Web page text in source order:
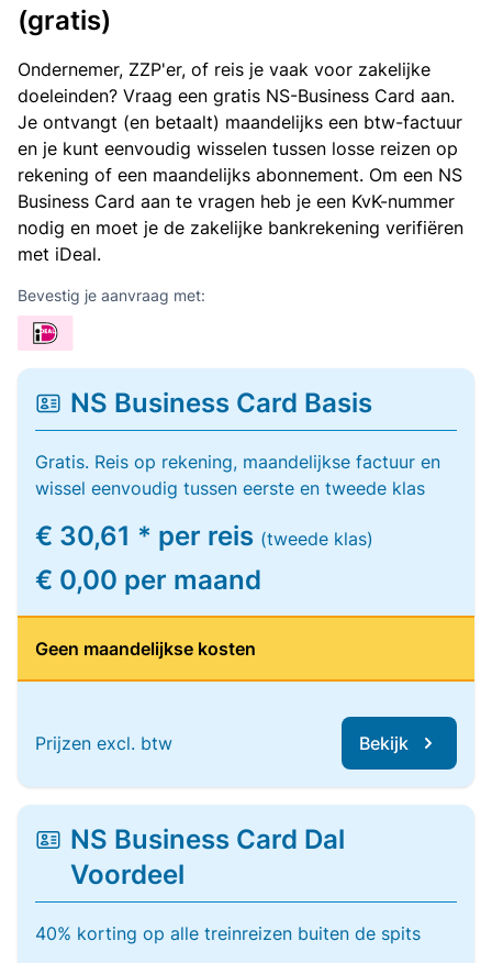
(gratis)
Ondernemer, ZZP'er, of reis je vaak voor zakelijke
doeleinden? Vraag een gratis NS-Business Card aan.
Je ontvangt (en betaalt) maandelijks een btw-factuur
en je kunt eenvoudig wisselen tussen losse reizen op
rekening of een maandelijks abonnement. Om een NS
Business Card aan te vragen heb je een KvK-nummer
nodig en moet je de zakelijke bankrekening verifiëren
met iDeal.
Bevestig je aanvraag met:
NS Business Card Basis
Gratis. Reis op rekening, maandelijkse factuur en
wissel eenvoudig tussen eerste en tweede klas
€ 30,61 * per reis (tweede klas)
€ 0,00 per maand
Geen maandelijkse kosten
Prijzen excl. btw Bekijk
NS Business Card Dal
Voordeel
40% korting op alle treinreizen buiten de spits